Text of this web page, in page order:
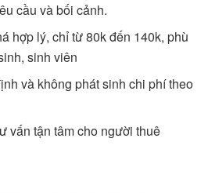
cầu và bối cảnh.
hợp lý, chỉ từ 80k đến 140k, phù
sinh viên
và không phát sinh chi phí theo
vấn tận tâm cho người thuê